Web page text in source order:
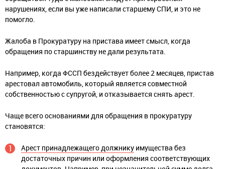
нарушениях, если вы уже написали старшему СПИ, и это не
помогло.
Жалоба в Прокуратуру на пристава имеет смысл, когда
обращения по старшинству не дали результата.
Например, когда ФССП бездействует более 2 месяцев, пристав
арестовал автомобиль, который является совместной
собственностью с супругой, и отказывается снять арест.
Чаще всего основаниями для обращения в прокуратуру
становятся:
Арест принадлежащего должнику имущества без
достаточных причин или оформления соответствующих